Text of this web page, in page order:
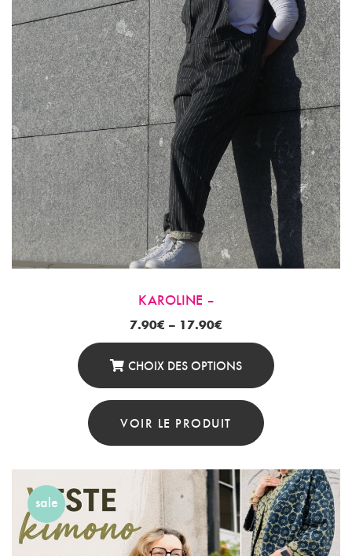
KAROLINE –
7.90€ – 17.90€
CHOIX DES OPTIONS
Ce
Variations.
Les
Options
VOIR LE PRODUIT
sale